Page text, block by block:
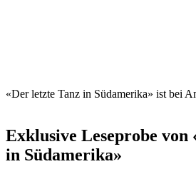
«Der letzte Tanz in Südamerika» ist bei
Exklusive Leseprobe von
in Südamerika»